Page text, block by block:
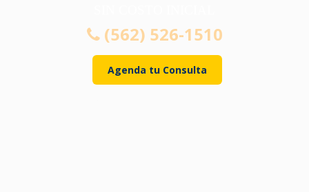
(562) 526-1510
Agenda tu Consulta